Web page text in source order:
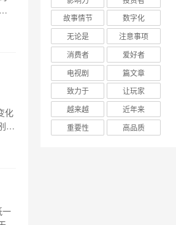
化
、
一
故事情节
数字化
无论是
注意事项
消费者
爱好者
电视剧
篇文章
致力于
让玩家
越来越
近年来
重要性
高品质